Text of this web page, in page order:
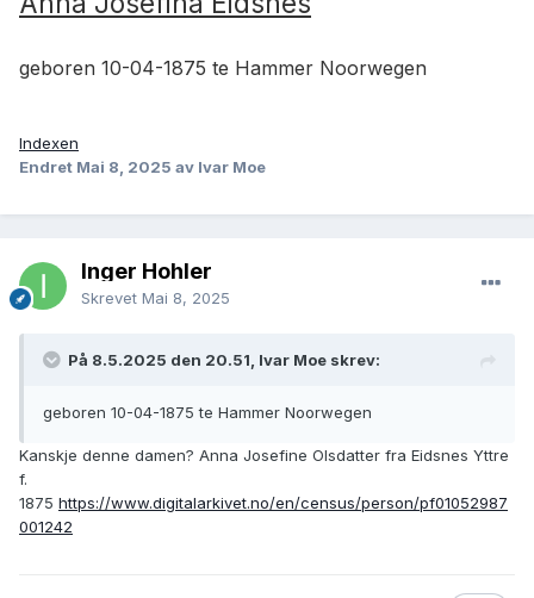
geboren 10-04-1875 te Hammer Noorwegen
Indexen
Endret Mai 8, 2025 av Ivar Moe
Inger Hohler
Skrevet Mai 8, 2025
På 8.5.2025 den 20.51, Ivar Moe skrev:
geboren 10-04-1875 te Hammer Noorwegen
Kanskje denne damen? Anna Josefine Olsdatter fra Eidsnes Yttre
f.
1875 https://www.digitalarkivet.no/en/census/person/pf01052987
001242